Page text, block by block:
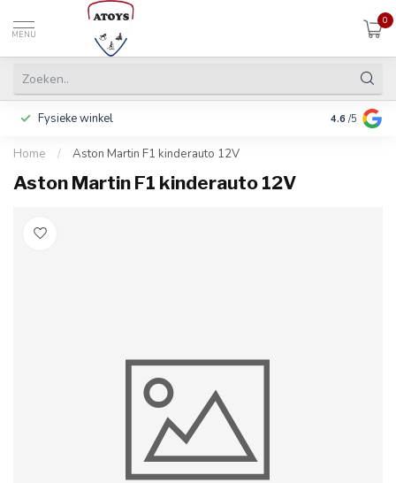
MENU
0
Fysieke winkel Inclusief
4.6 /5
Home / Aston Martin F1 kinderauto 12V
Aston Martin F1 kinderauto 12V